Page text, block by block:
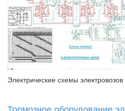
Электрические схемы
Тормозное оборудование